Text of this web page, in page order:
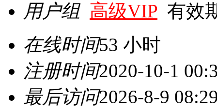
用户组 高级VIP 有效
在线时间53 小时
注册时间2020-10-1
最后访问2026-8-9